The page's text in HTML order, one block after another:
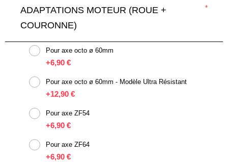
ADAPTATIONS MOTEUR (ROUE +
COURONNE)
Pour axe octo ø 60mm
+6,90 €
Pour axe octo ø 60mm - Modèle Ultra Résistant
+12,90 €
Pour axe ZF54
+6,90 €
Pour axe ZF64
+6,90 €